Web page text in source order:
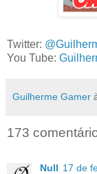
Twitter:
You Tube:
Guilherme Gamer
173
Null 17 de